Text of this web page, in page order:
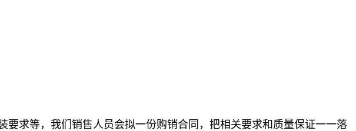
求等，我们销售人员会拟一份购销合同，把相关要求和质量保证一一落